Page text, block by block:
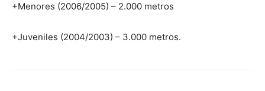
+Menores (2006/2005) – 2.000 metros
+Juveniles (2004/2003) – 3.000 metros.